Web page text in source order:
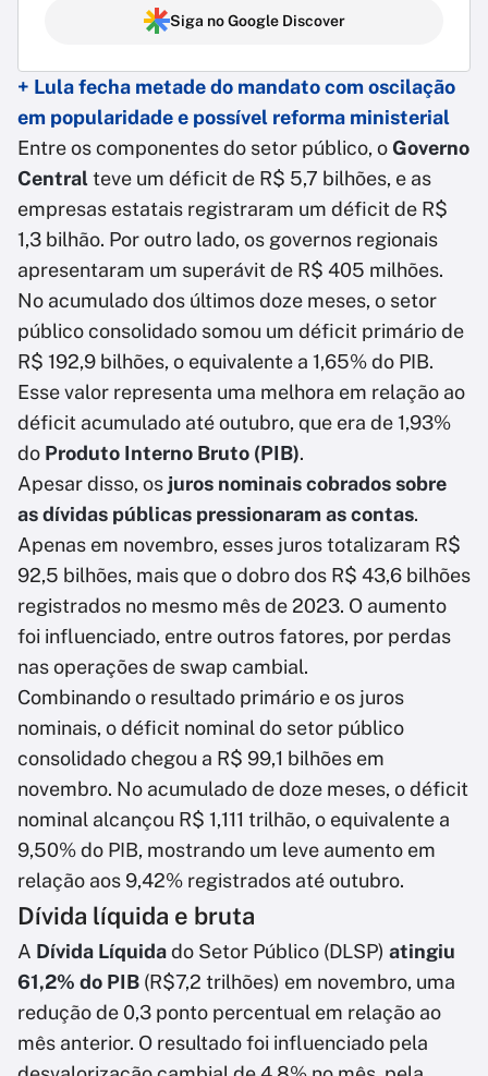
Siga no Google Discover
+ Lula fecha metade do mandato com oscilação
em popularidade e possível reforma ministerial
Entre os componentes do setor público, oGoverno
Centralteve um déficit de R$ 5,7 bilhões, e as
empresas estatais registraram um déficit de R$
1,3 bilhão. Por outro lado, os governos regionais
apresentaram um superávit de R$ 405 milhões.
No acumulado dos últimos doze meses, o setor
público consolidado somou um déficit primário de
R$ 192,9 bilhões, o equivalente a 1,65% do PIB.
Esse valor representa uma melhora em relação ao
déficit acumulado até outubro, que era de 1,93%
do Produto Interno Bruto (PIB).
Apesar disso, os juros nominaiscobrados sobre
as dívidas públicas pressionaram as contas.
Apenas em novembro, esses juros totalizaram R$
92,5 bilhões, mais que o dobro dos R$ 43,6 bilhões
registrados no mesmo mês de 2023. O aumento
foi influenciado, entre outros fatores, por perdas
nas operações de swap cambial.
Combinando o resultado primário e os juros
nominais, o déficit nominal do setor público
consolidado chegou a R$ 99,1 bilhões em
novembro. No acumulado de doze meses, o déficit
nominal alcançou R$ 1,111 trilhão, o equivalente a
9,50% do PIB, mostrando um leve aumento em
relação aos 9,42% registrados até outubro.
Dívida líquida e bruta
A Dívida Líquidado Setor Público (DLSP) atingiu
61,2% do PIB (R$7,2 trilhões) em novembro, uma
redução de 0,3 ponto percentual em relação ao
mês anterior. O resultado foi influenciado pela